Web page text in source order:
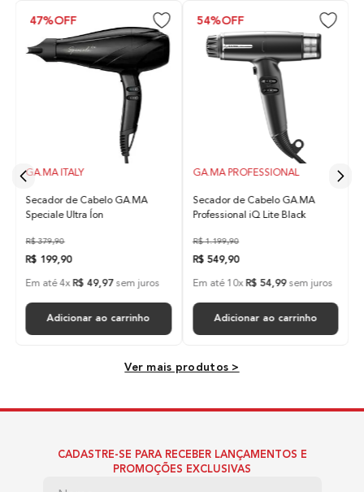
GA.MA ITALY
Secador de Cabelo GA.MA
Speciale Ultra Íon
R$ 379,90
R$ 199,90
47%OFF
Em até4xR$ 49,97sem juros
Adicionar ao carrinho
GA.MA PROFESSIONAL
Secador de Cabelo GA.MA
Professional iQ Lite Black
R$ 1.199,90
R$ 549, 90
54%OFF
Em até 10x R$ 54 99sem juros
Adicionar ao carrinho
Ver mais produtos >
CADASTRE-SE PARA RECEBER LANÇAMENTOS E
PROMOÇÕES EXCLUSIVAS